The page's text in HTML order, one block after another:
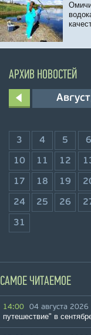
АРХИВ НОВОСТЕЙ
3 4 5 6
10 11 12
17 18 19
24 25 26
31
САМОЕ ЧИТАЕМОЕ
14:00 04 августа 2026
путешествие" в